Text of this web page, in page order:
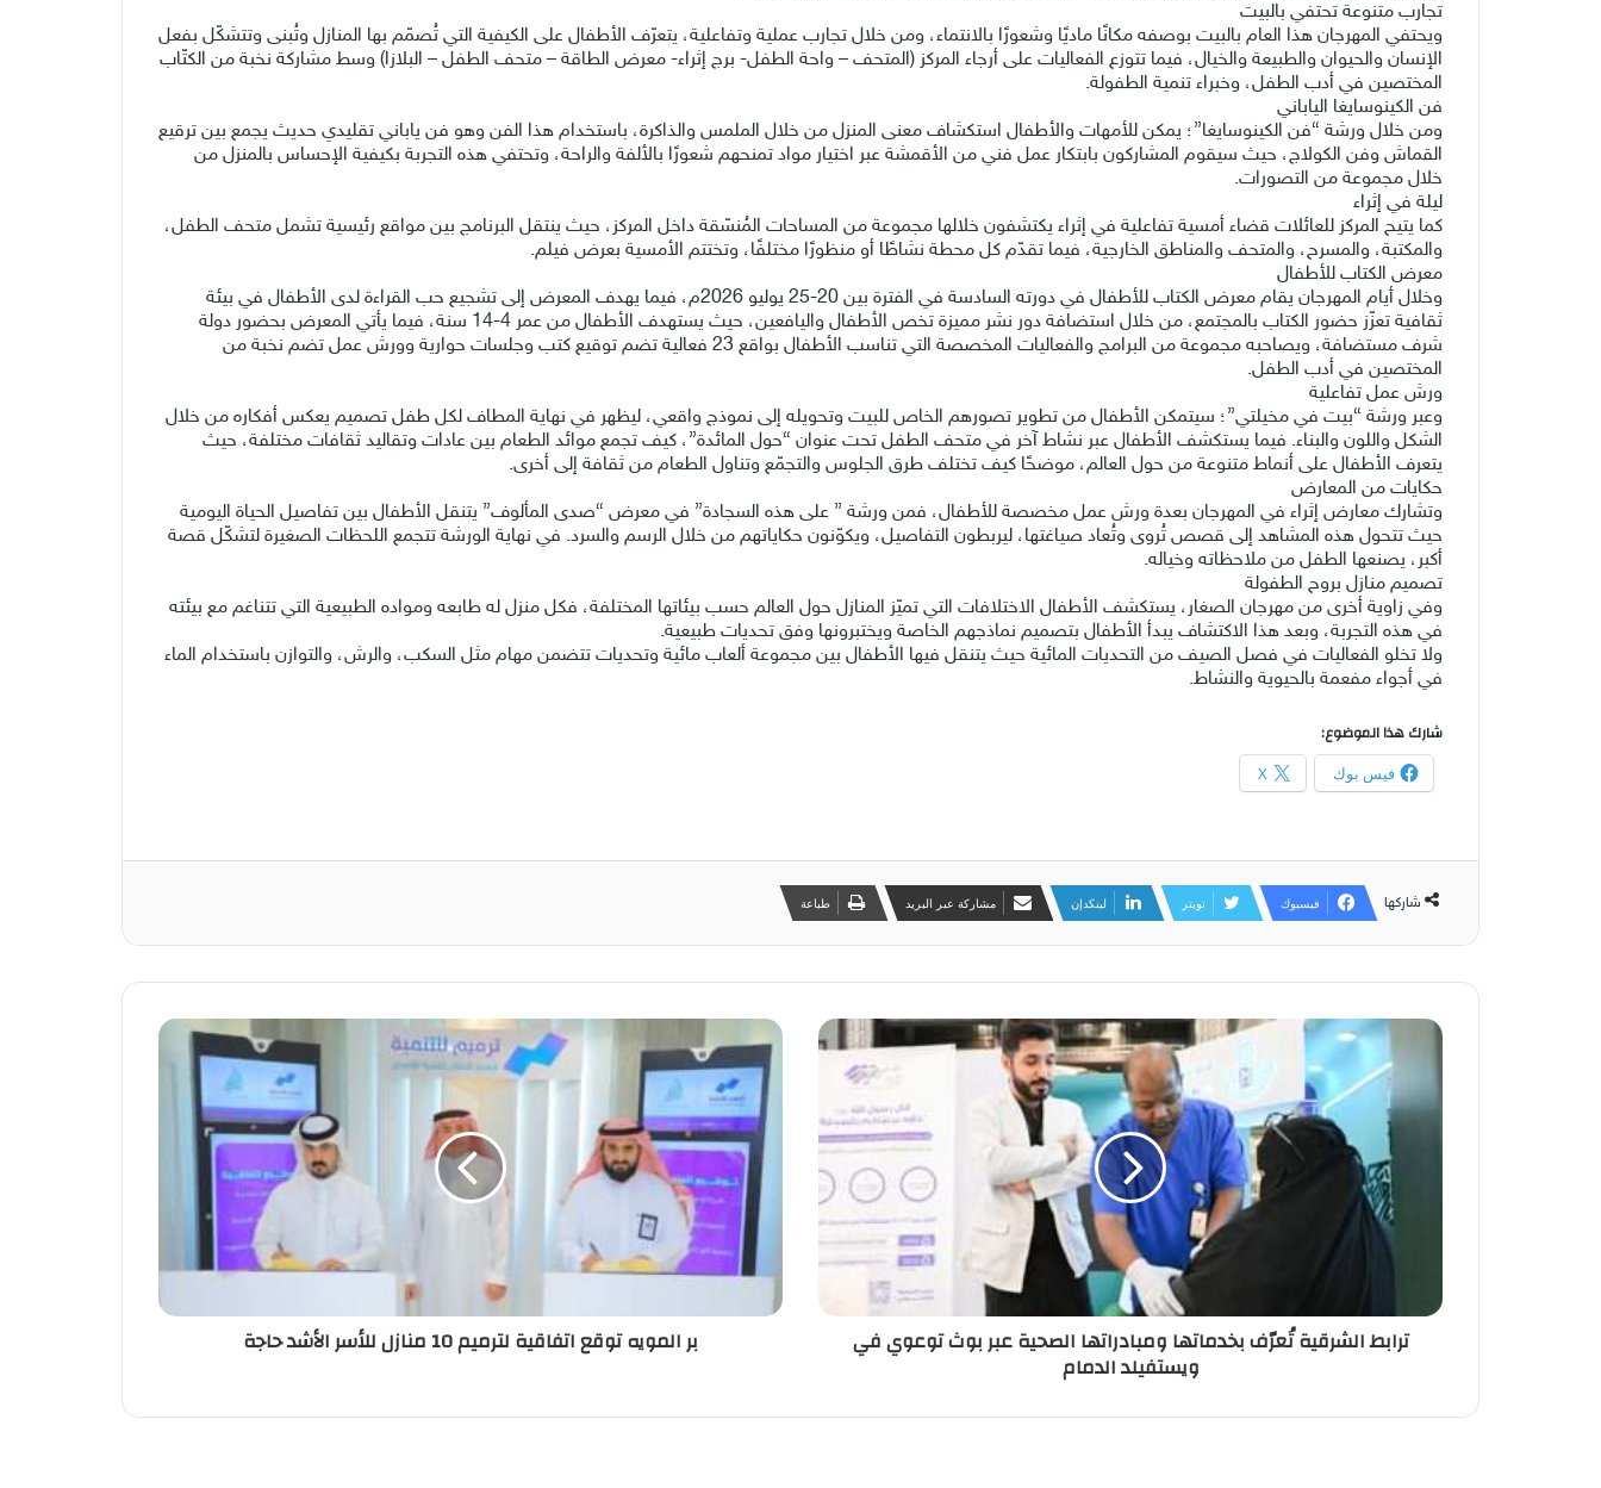
تجارب متنوعة تحتفي بالبيت
ويحتفي المهرجان هذا العام بالبيت بوصفه مكانًا ماديًا وشعورًا بالانتماء، ومن خلال تجارب عملية وتفاعلية، يتعرّف الأطفال على الكيفية التي تُصمّم بها المنازل وتُبنى وتتشكّل بفعل
الإنسان والحيوان والطبيعة والخيال، فيما تتوزع الفعاليات على أرجاء المركز (المتحف – واحة الطفل- برج إثراء- معرض الطاقة – متحف الطفل – البلازا) وسط مشاركة نخبة من الكتّاب
المختصين في أدب الطفل، وخبراء تنمية الطفولة.
فن الكينوسايغا الياباني
ومن خلال ورشة “فن الكينوسايغا”؛ يمكن للأمهات والأطفال استكشاف معنى المنزل من خلال الملمس والذاكرة، باستخدام هذا الفن وهو فن ياباني تقليدي حديث يجمع بين ترقيع
القماش وفن الكولاج، حيث سيقوم المشاركون بابتكار عمل فني من الأقمشة عبر اختيار مواد تمنحهم شعورًا بالألفة والراحة، وتحتفي هذه التجربة بكيفية الإحساس بالمنزل من
خلال مجموعة من التصورات.
ليلة في إثراء
كما يتيح المركز للعائلات قضاء أمسية تفاعلية في إثراء يكتشفون خلالها مجموعة من المساحات المُنسّقة داخل المركز، حيث ينتقل البرنامج بين مواقع رئيسية تشمل متحف الطفل،
والمكتبة، والمسرح، والمتحف والمناطق الخارجية، فيما تقدّم كل محطة نشاطًا أو منظورًا مختلفًا، وتختتم الأمسية بعرض فيلم.
معرض الكتاب للأطفال
وخلال أيام المهرجان يقام معرض الكتاب للأطفال في دورته السادسة في الفترة بين 20-25 يوليو 2026م، فيما يهدف المعرض إلى تشجيع حب القراءة لدى الأطفال في بيئة
ثقافية تعزّز حضور الكتاب بالمجتمع، من خلال استضافة دور نشر مميزة تخص الأطفال واليافعين، حيث يستهدف الأطفال من عمر 4-14 سنة، فيما يأتي المعرض بحضور دولة
شرف مستضافة، ويصاحبه مجموعة من البرامج والفعاليات المخصصة التي تناسب الأطفال بواقع 23 فعالية تضم توقيع كتب وجلسات حوارية وورش عمل تضم نخبة من
المختصين في أدب الطفل.
ورش عمل تفاعلية
وعبر ورشة “بيت في مخيلتي”؛ سيتمكن الأطفال من تطوير تصورهم الخاص للبيت وتحويله إلى نموذج واقعي، ليظهر في نهاية المطاف لكل طفل تصميم يعكس أفكاره من خلال
الشكل واللون والبناء. فيما يستكشف الأطفال عبر نشاط آخر في متحف الطفل تحت عنوان “حول المائدة”، كيف تجمع موائد الطعام بين عادات وتقاليد ثقافات مختلفة، حيث
يتعرف الأطفال على أنماط متنوعة من حول العالم، موضحًا كيف تختلف طرق الجلوس والتجمّع وتناول الطعام من ثقافة إلى أخرى.
حكايات من المعارض
وتشارك معارض إثراء في المهرجان بعدة ورش عمل مخصصة للأطفال، فمن ورشة ” على هذه السجادة” في معرض “صدى المألوف” يتنقل الأطفال بين تفاصيل الحياة اليومية
حيث تتحول هذه المشاهد إلى قصص تُروى وتُعاد صياغتها، ليربطون التفاصيل، ويكوّنون حكاياتهم من خلال الرسم والسرد. في نهاية الورشة تتجمع اللحظات الصغيرة لتشكّل قصة
أكبر، يصنعها الطفل من ملاحظاته وخياله.
تصميم منازل بروح الطفولة
وفي زاوية أخرى من مهرجان الصغار، يستكشف الأطفال الاختلافات التي تميّز المنازل حول العالم حسب بيئاتها المختلفة، فكل منزل له طابعه ومواده الطبيعية التي تتناغم مع بيئته
في هذه التجربة، وبعد هذا الاكتشاف يبدأ الأطفال بتصميم نماذجهم الخاصة ويختبرونها وفق تحديات طبيعية.
ولا تخلو الفعاليات في فصل الصيف من التحديات المائية حيث يتنقل فيها الأطفال بين مجموعة ألعاب مائية وتحديات تتضمن مهام مثل السكب، والرش، والتوازن باستخدام الماء
في أجواء مفعمة بالحيوية والنشاط.
شارك هذا الموضوع:
فيس بوك X
شاركها فيسبوك تويتر لينكدإن مشاركة عبر البريد طباعة
ترابط الشرقية تُعرّف بخدماتها ومبادراتها الصحية عبر بوث توعوي في
ويستفيلد الدمام
بر المويه توقع اتفاقية لترميم 10 منازل للأسر الأشد حاجة